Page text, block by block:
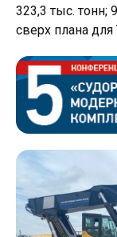
323,3 тыс. тонн;
сверх плана